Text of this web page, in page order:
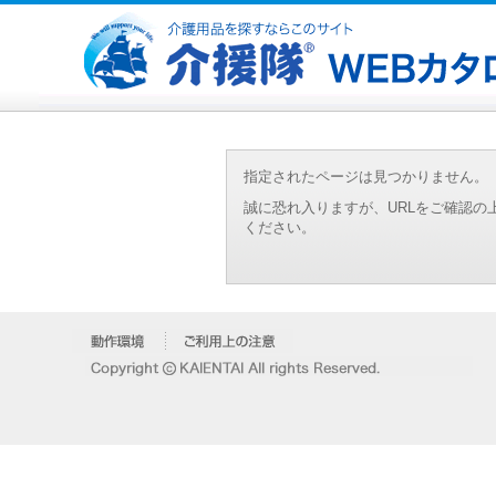
指定されたページは見つかりません。
誠に恐れ入りますが、URLをご確認
ください。